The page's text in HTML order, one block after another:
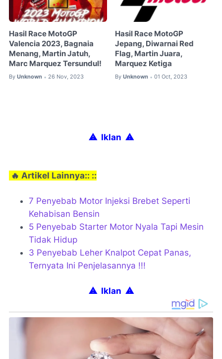
Hasil Race MotoGP
Valencia 2023, Bagnaia
Menang, Martin Jatuh,
Marc Marquez Tersundul!
By Unknown • 26 Nov, 2023
Hasil Race MotoGP
Jepang, Diwarnai Red
Flag, Martin Juara,
Marquez Ketiga
By Unknown • 01 Oct, 2023
⚠ Iklan ⚠
🔥 Artikel Lainnya:: ::
7 Penyebab Motor Injeksi Brebet Seperti
Kehabisan Bensin
5 Penyebab Starter Motor Nyala Tapi Mesin
Tidak Hidup
3 Penyebab Leher Knalpot Cepat Panas,
Ternyata Ini Penjelasannya !!!
⚠ Iklan ⚠